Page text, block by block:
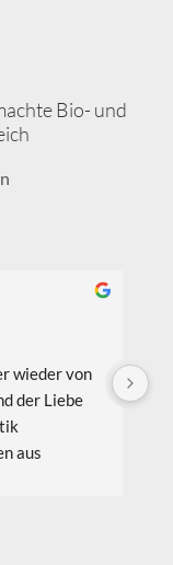
Bio- und
wieder von
der Liebe
aus
Teebaum